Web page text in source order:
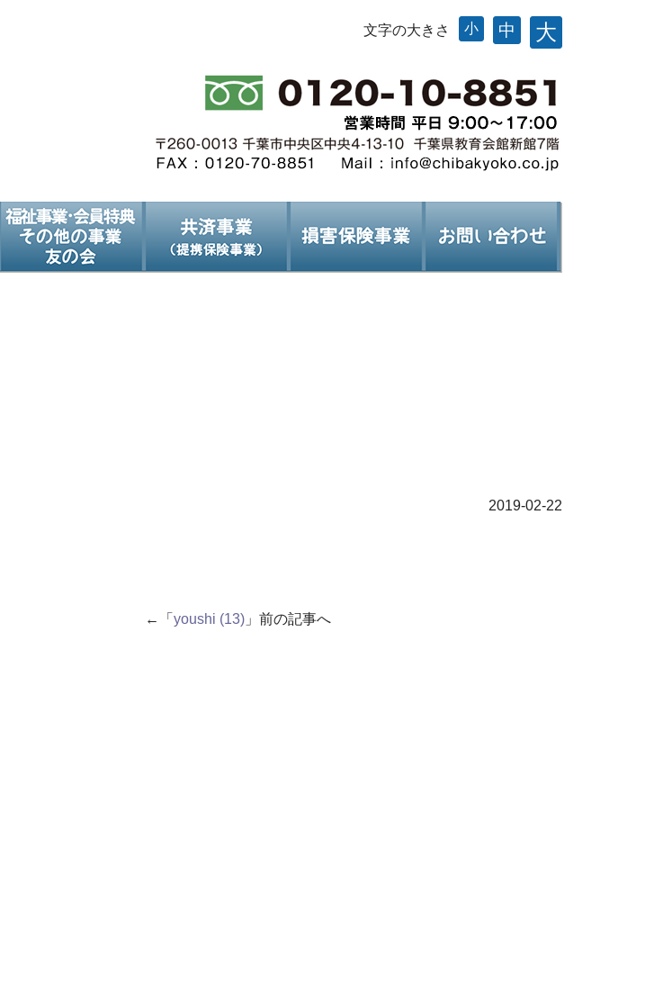
文字の大きさ 小 中 大
2019-02-22
←「 youshi (13) 」前の記事へ